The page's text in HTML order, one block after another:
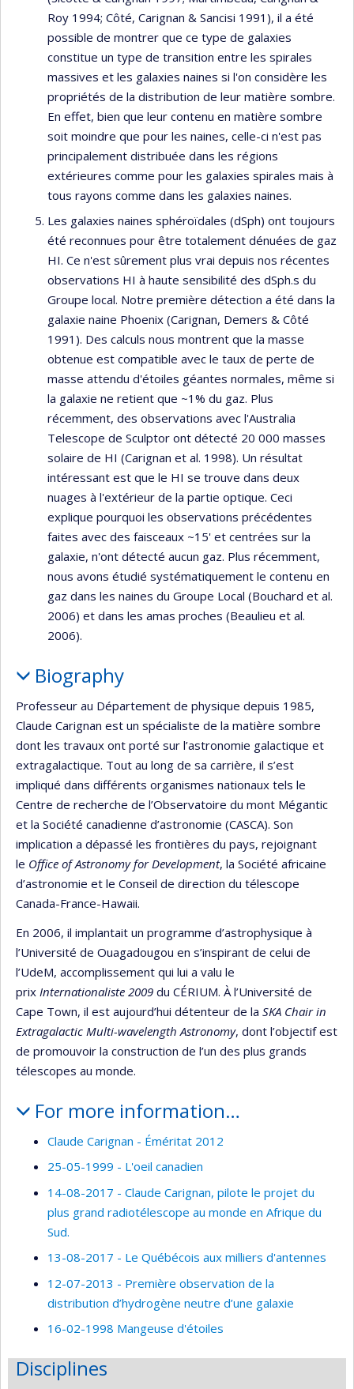
Roy 1994; Côté, Carignan & Sancisi 1991), il a été
possible de montrer que ce type de galaxies
constitue un type de transition entre les spirales
massives et les galaxies naines si l'on considère les
propriétés de la distribution de leur matière sombre.
En effet, bien que leur contenu en matière sombre
soit moindre que pour les naines, celle-ci n'est pas
principalement distribuée dans les régions
extérieures comme pour les galaxies spirales mais à
tous rayons comme dans les galaxies naines.
Les galaxies naines sphéroïdales (dSph) ont toujours
été reconnues pour être totalement dénuées de gaz
HI. Ce n'est sûrement plus vrai depuis nos récentes
observations HI à haute sensibilité des dSph.s du
Groupe local. Notre première détection a été dans la
galaxie naine Phoenix (Carignan, Demers & Côté
1991). Des calculs nous montrent que la masse
obtenue est compatible avec le taux de perte de
masse attendu d'étoiles géantes normales, même si
la galaxie ne retient que ~1% du gaz. Plus
récemment, des observations avec l'Australia
Telescope de Sculptor ont détecté 20 000 masses
solaire de HI (Carignan et al. 1998). Un résultat
intéressant est que le HI se trouve dans deux
nuages à l'extérieur de la partie optique. Ceci
explique pourquoi les observations précédentes
faites avec des faisceaux ~15' et centrées sur la
galaxie, n'ont détecté aucun gaz. Plus récemment,
nous avons étudié systématiquement le contenu en
gaz dans les naines du Groupe Local (Bouchard et al.
2006) et dans les amas proches (Beaulieu et al.
2006).
Biography
Professeur au Département de physique depuis 1985,
Claude Carignan est un spécialiste de la matière sombre
dont les travaux ont porté sur l’astronomie galactique et
extragalactique. Tout au long de sa carrière, il s’est
impliqué dans différents organismes nationaux tels le
Centre de recherche de l’Observatoire du mont Mégantic
et la Société canadienne d’astronomie (CASCA). Son
implication a dépassé les frontières du pays, rejoignant
le Office of Astronomy for Development, la Société africaine
d’astronomie et le Conseil de direction du télescope
Canada-France-Hawaii.
En 2006, il implantait un programme d’astrophysique à
l’Université de Ouagadougou en s’inspirant de celui de
l’UdeM, accomplissement qui lui a valu le
prix Internationaliste 2009 du CÉRIUM. À l’Université de
Cape Town, il est aujourd’hui détenteur de la SKA Chair in
Extragalactic Multi-wavelength Astronomy, dont l’objectif est
de promouvoir la construction de l’un des plus grands
télescopes au monde.
For more information…
Claude Carignan - Éméritat 2012
25-05-1999 - L'oeil canadien
14-08-2017 - Claude Carignan, pilote le projet du
plus grand radiotélescope au monde en Afrique du
Sud.
13-08-2017 - Le Québécois aux milliers d'antennes
12-07-2013 - Première observation de la
distribution d’hydrogène neutre d’une galaxie
16-02-1998 Mangeuse d'étoiles
Disciplines